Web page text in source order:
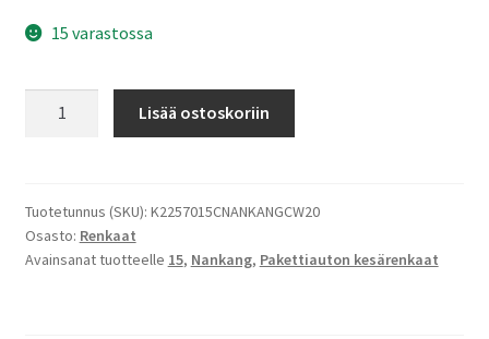
15 varastossa
CW-
2O
Cargo
Lisää ostoskoriin
Tuotetunnus (SKU): K2257015CNANKANGCW20
Osasto: Renkaat
Avainsanat tuotteelle 15, Nankang, Pakettiauton kesärenkaat